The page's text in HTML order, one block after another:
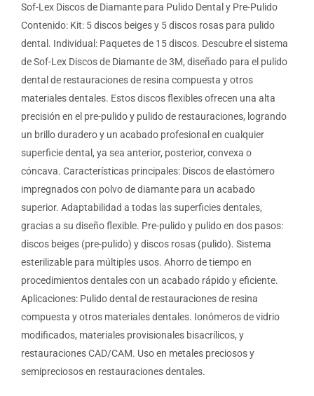
Sof-Lex Discos de Diamante para Pulido Dental y Pre-Pulido
Contenido: Kit: 5 discos beiges y 5 discos rosas para pulido
dental. Individual: Paquetes de 15 discos. Descubre el sistema
de Sof-Lex Discos de Diamante de 3M, diseñado para el pulido
dental de restauraciones de resina compuesta y otros
materiales dentales. Estos discos flexibles ofrecen una alta
precisión en el pre-pulido y pulido de restauraciones, logrando
un brillo duradero y un acabado profesional en cualquier
superficie dental, ya sea anterior, posterior, convexa o
cóncava. Características principales: Discos de elastómero
impregnados con polvo de diamante para un acabado
superior. Adaptabilidad a todas las superficies dentales,
gracias a su diseño flexible. Pre-pulido y pulido en dos pasos:
discos beiges (pre-pulido) y discos rosas (pulido). Sistema
esterilizable para múltiples usos. Ahorro de tiempo en
procedimientos dentales con un acabado rápido y eficiente.
Aplicaciones: Pulido dental de restauraciones de resina
compuesta y otros materiales dentales. Ionómeros de vidrio
modificados, materiales provisionales bisacrílicos, y
restauraciones CAD/CAM. Uso en metales preciosos y
semipreciosos en restauraciones dentales.